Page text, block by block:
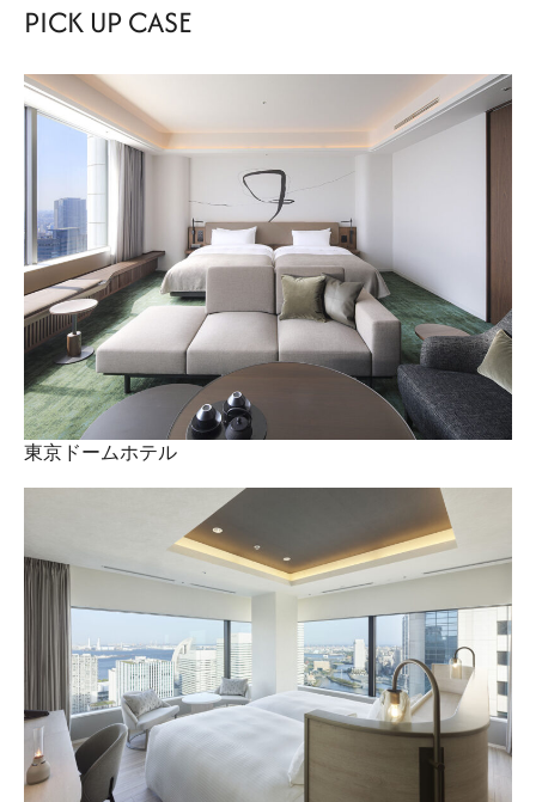
PICK UP CASE
東京ドームホテル